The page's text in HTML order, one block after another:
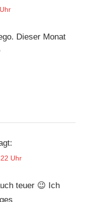
Dieser Monat
Uhr
teuer 😉 Ich